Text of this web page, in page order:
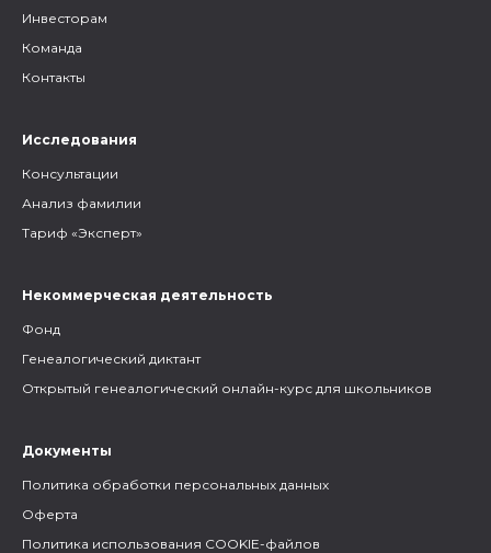
Инвесторам
Команда
Контакты
Исследования
Консультации
Анализ фамилии
Тариф «Эксперт»
Некоммерческая деятельность
Фонд
Генеалогический диктант
Открытый генеалогический онлайн-курс для школьников
Документы
Политика обработки персональных данных
Оферта
Политика использования COOKIE-файлов